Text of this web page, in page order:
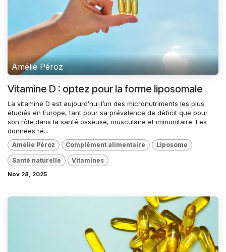
Amélie Péroz
Vitamine D : optez pour la forme liposomale
La vitamine D est aujourd’hui l’un des micronutriments les plus
étudiés en Europe, tant pour sa prévalence de déficit que pour
son rôle dans la santé osseuse, musculaire et immunitaire. Les
données ré...
Amélie Péroz Complément alimentaire Liposome
Santé naturelle Vitamines
Nov 28, 2025